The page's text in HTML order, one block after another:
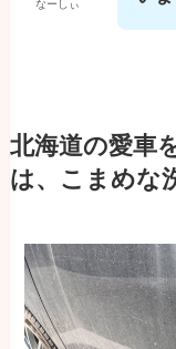
なーしぃ
北海道の愛車
は、こまめな